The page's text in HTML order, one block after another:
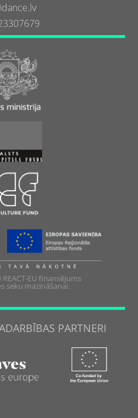
EU finansējums
seku mazināšanai.
PARTNERI